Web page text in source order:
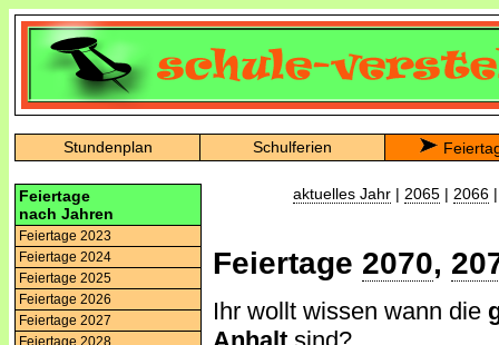
Stundenplan Schulferien
Feiertage
nach Jahren
Feiertage 2023
Feiertage 2024
Feiertage 2025
Feiertage 2026
Feiertage 2027
Feiertage 2028
aktuelles Jahr | 2065 | 2066
Feiertage 2070,
Ihr wollt wissen wann die